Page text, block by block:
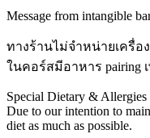
Message from intangible
ทางร้านไม่จำหน่ายเครื่
ในคอร์สมีอาหาร pairing
Special Dietary & Allergies
Due to our intention to
diet as much as possible.